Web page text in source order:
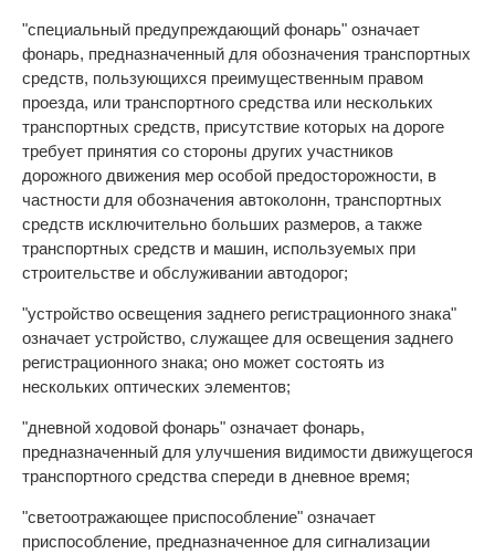
"специальный предупреждающий фонарь" означает
фонарь, предназначенный для обозначения транспортных
средств, пользующихся преимущественным правом
проезда, или транспортного средства или нескольких
транспортных средств, присутствие которых на дороге
требует принятия со стороны других участников
дорожного движения мер особой предосторожности, в
частности для обозначения автоколонн, транспортных
средств исключительно больших размеров, а также
транспортных средств и машин, используемых при
строительстве и обслуживании автодорог;
"устройство освещения заднего регистрационного знака"
означает устройство, служащее для освещения заднего
регистрационного знака; оно может состоять из
нескольких оптических элементов;
"дневной ходовой фонарь" означает фонарь,
предназначенный для улучшения видимости движущегося
транспортного средства спереди в дневное время;
"светоотражающее приспособление" означает
приспособление, предназначенное для сигнализации